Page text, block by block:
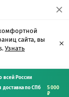
сайта, вы
Узнать
×
всей России
доставка по СПб
5 000
₽